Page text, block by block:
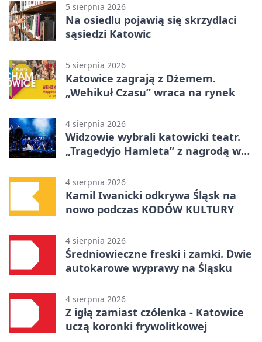
5 sierpnia 2026
Na osiedlu pojawią się skrzydlaci
sąsiedzi Katowic
5 sierpnia 2026
Katowice zagrają z Dżemem.
„Wehikuł Czasu” wraca na rynek
4 sierpnia 2026
Widzowie wybrali katowicki teatr.
„Tragedyjo Hamleta” z nagrodą w
4 sierpnia 2026
Kamil Iwanicki odkrywa Śląsk na
nowo podczas KODÓW KULTURY
4 sierpnia 2026
Średniowieczne freski i zamki. Dwie
autokarowe wyprawy na Śląsku
4 sierpnia 2026
Z igłą zamiast czółenka - Katowice
uczą koronki frywolitkowej